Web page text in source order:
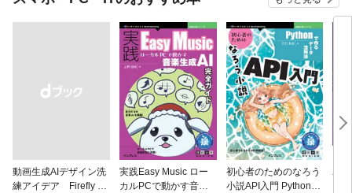
動画生成AIデザイン洗
練アイデア Firefly &
実践Easy Music ロー
カルPCで動かす音楽
初心者のためのなろう
小説API入門 Pythonで
ユ